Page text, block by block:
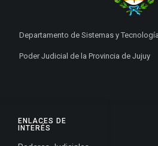
ENLACES DE
INTERÉS
Departamento de Sistemas y
Poder Judicial de la Provincia de Jujuy